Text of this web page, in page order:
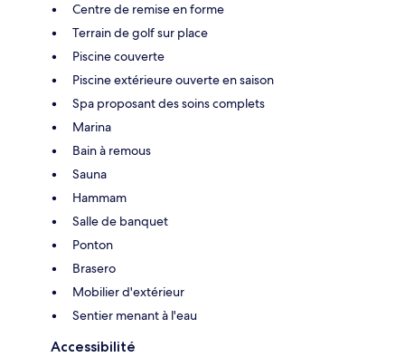
Centre de remise en forme
Terrain de golf sur place
Piscine couverte
Piscine extérieure ouverte en saison
Spa proposant des soins complets
Marina
Bain à remous
Sauna
Hammam
Salle de banquet
Ponton
Brasero
Mobilier d'extérieur
Sentier menant à l'eau
Accessibilité